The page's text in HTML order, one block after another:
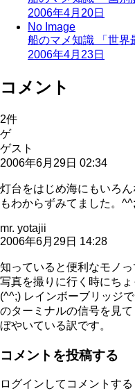
2006年4月20日
No Image
船のマメ知識 「世界
2006年4月23日
コメント
2件
ゲ
ゲスト
2006年6月29日 02:34
灯台をはじめ海にもいろ
もわからずみてました。^^;
mr. yotajii
2006年6月29日 14:28
知っていると便利なモノ
写真を撮りに行く時にち
(^^;) レインボーブリッジ
のターミナルの信号を見
ぼやいている訳です。
コメントを投稿する
ログインしてコメントする